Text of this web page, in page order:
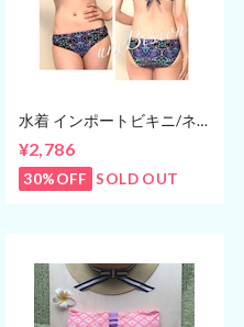
水着 インポートビキニ/ネ
¥2,786
30%OFF SOLD OUT